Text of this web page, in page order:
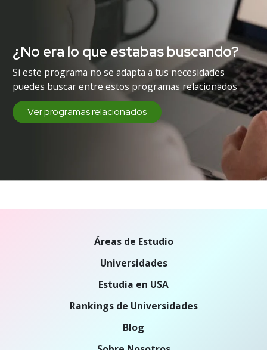
¿No era lo que estabas buscando?
Si este programa no se adapta a tus necesidades
puedes buscar entre estos programas relacionados
Ver programas relacionados
Áreas de Estudio
Universidades
Estudia en USA
Rankings de Universidades
Blog